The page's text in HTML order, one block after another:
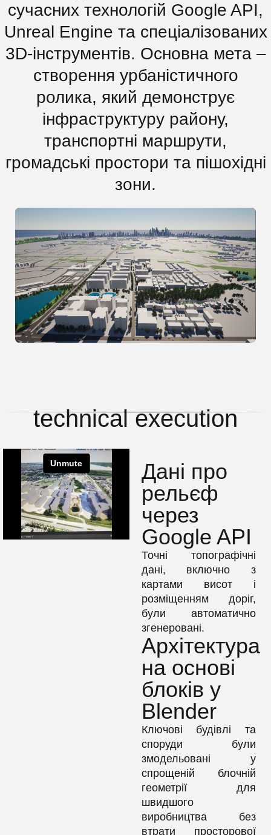
сучасних технологій Google API,
Unreal Engine та спеціалізованих
3D-інструментів. Основна мета –
створення урбаністичного
ролика, який демонструє
інфраструктуру району,
транспортні маршрути,
громадські простори та пішохідні
зони.
technical execution​​​​​​​
Дані про
рельєф
через
Google API
Точні топографічні
дані, включно з
картами висот і
розміщенням доріг,
були автоматично
згенеровані.
Архітектура
на основі
блоків у
Blender
Ключові будівлі та
споруди були
змодельовані у
спрощеній блочній
геометрії для
швидшого
виробництва без
втрати просторової